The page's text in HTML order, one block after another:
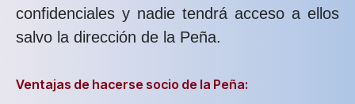
confidenciales y nadie tendrá acceso a ellos
salvo la dirección de la Peña.
Ventajas de hacerse socio de la Peña: